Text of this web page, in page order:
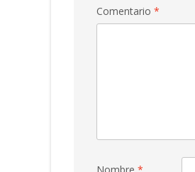
Comentario *